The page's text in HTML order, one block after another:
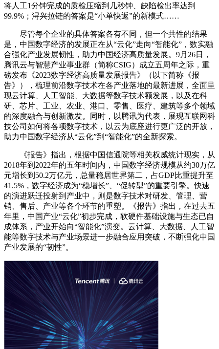
将人工1分钟完成的质检压缩到几秒钟、缺陷检出率达到
99.9%；浔兴拉链的答案是“小单快返”的新模式……
尽管每个企业的具体答案各有不同，但一个共性的结果
是，中国数字经济的发展正在从“云化”走向“智能化”，数实融
合强化产业发展韧性，助力中国经济高质量发展。9月26日，
腾讯云与智慧产业事业群（简称CSIG）成立五周年之际，重
磅发布《2023数字经济高质量发展报告》（以下简称《报
告》），梳理前沿数字技术在各产业落地的最新进展，全面呈
现云计算、人工智能、大数据等数字技术额发展，以及在科
研、芯片、工业、农业、港口、零售、医疗、建筑等多个领域
的深度融合与创新激发。同时，以腾讯为代表，展现互联网科
技公司如何将各项数字技术，以云为底座进行更广泛的开放，
助力中国数字经济从“云化”到“智能化”的全新探索。
《报告》指出，根据中国信通院等相关权威统计现实，从
2018年到2022年的五年时间内，中国数字经济规模从约30万亿
元增长到50.2万亿元，总量稳居世界第二，占GDP比重提升至
41.5%，数字经济成为“稳增长”、“促转型”的重要引擎。快速
的演进跃迁投射到产业中，则是数字技术对研发、管理、营
销、售后、产业等各个环节的重塑。《报告》指出，在过去五
年里，中国产业“云化”初步完成，软硬件基础设施与生态已自
成体系，产业开始向“智能化”演变。云计算、大数据、人工智
能等数字技术与产业场景进一步融合应用突破，不断强化中国
产业发展的“韧性”。